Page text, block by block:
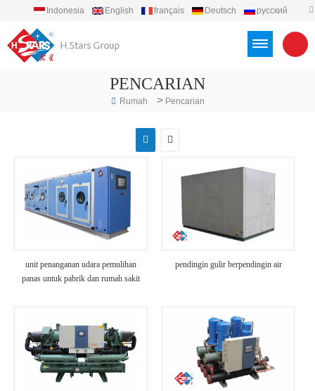
Indonesia English français Deutsch
русский
PENCARIAN
Rumah > Pencarian
unit penanganan udara pemulihan
panas untuk pabrik dan rumah sakit
pendingin gulir berpendingin air